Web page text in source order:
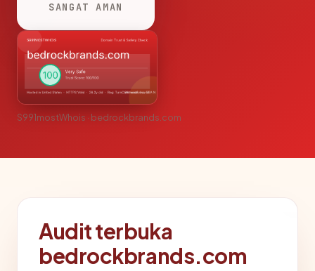
SANGAT AMAN
S991mostWhois · bedrockbrands.com
Audit terbuka
bedrockbrands.com